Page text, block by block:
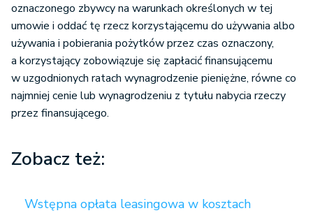
oznaczonego zbywcy na warunkach określonych w tej
umowie i oddać tę rzecz korzystającemu do używania albo
używania i pobierania pożytków przez czas oznaczony,
a korzystający zobowiązuje się zapłacić finansującemu
w uzgodnionych ratach wynagrodzenie pieniężne, równe co
najmniej cenie lub wynagrodzeniu z tytułu nabycia rzeczy
przez finansującego.
Zobacz też:
Wstępna opłata leasingowa w kosztach